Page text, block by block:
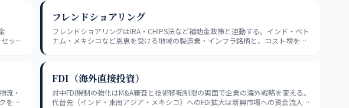
ット
フレンドショアリング
フレンドショアリングはIRA・CHIPS法など補助金政策と連動する。インド・ベト
ナム・メキシコなど恩恵を受ける地域の製造業・インフラ銘柄と、コスト増を受
流・
を過
FDI（海外直接投資）
対中FDI規制の強化はM&A審査と技術移転制限の両面で企業の海外戦略を変える。
代替先（インド・東南アジア・メキシコ）へのFDI拡大は新興市場への資金流入と